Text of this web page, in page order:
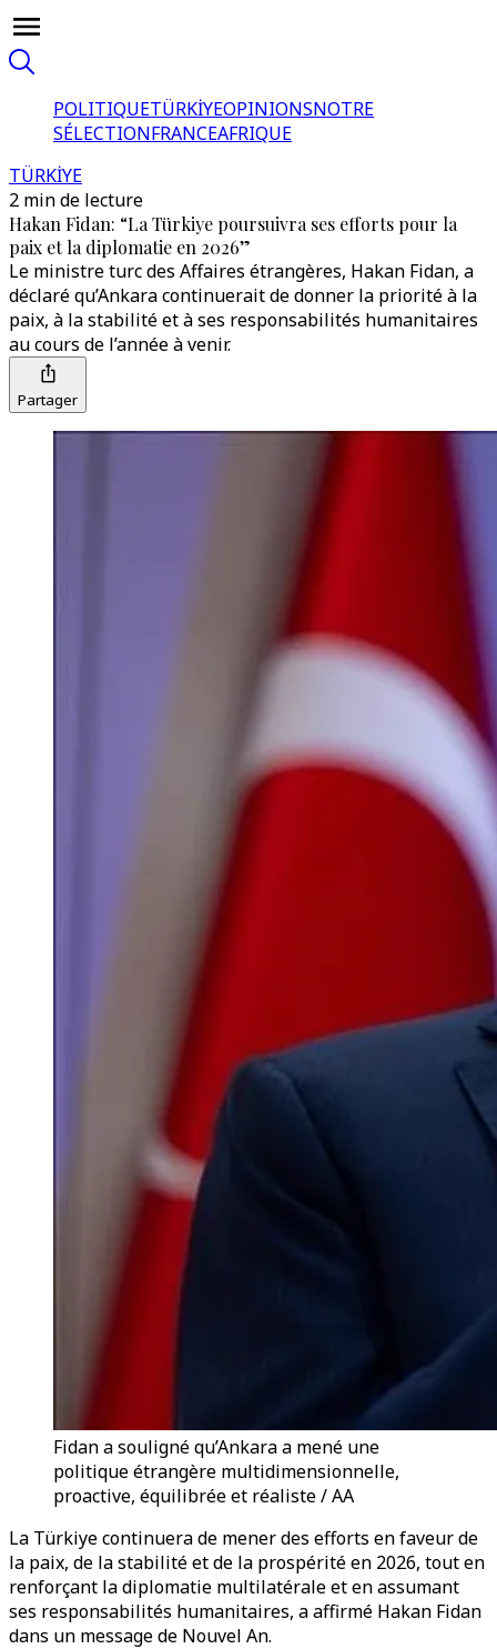
POLITIQUETÜRKİYEOPINIONSNOTRE
SÉLECTIONFRANCEAFRIQUE
TÜRKİYE
2 min de lecture
Hakan Fidan: “La Türkiye poursuivra ses efforts pour la
paix et la diplomatie en 2026”
Le ministre turc des Affaires étrangères, Hakan Fidan, a
déclaré qu’Ankara continuerait de donner la priorité à la
paix, à la stabilité et à ses responsabilités humanitaires
au cours de l’année à venir.
Partager
Fidan a souligné qu’Ankara a mené une
politique étrangère multidimensionnelle,
proactive, équilibrée et réaliste / AA
La Türkiye continuera de mener des efforts en faveur de
la paix, de la stabilité et de la prospérité en 2026, tout en
renforçant la diplomatie multilatérale et en assumant
ses responsabilités humanitaires, a affirmé Hakan Fidan
dans un message de Nouvel An.